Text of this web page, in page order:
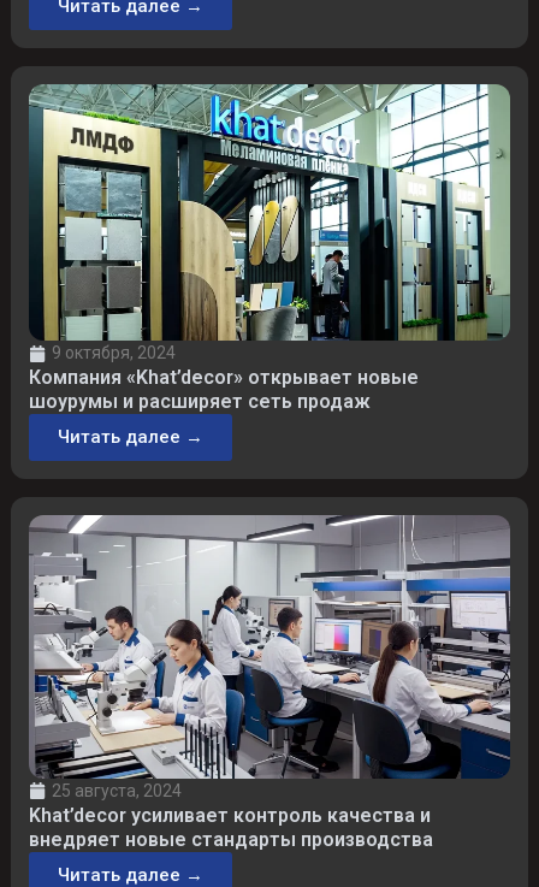
Читать далее →
9 октября, 2024
Компания «Khat’decor» открывает новые
шоурумы и расширяет сеть продаж
Читать далее →
25 августа, 2024
Khat’decor усиливает контроль качества и
внедряет новые стандарты производства
Читать далее →